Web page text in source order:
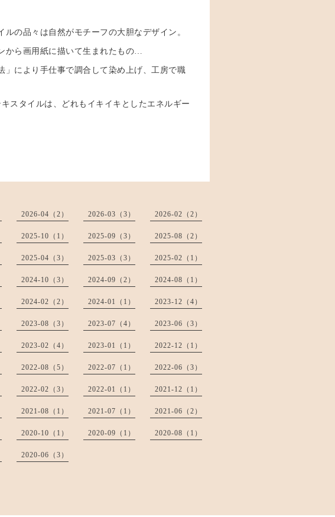
の品々は自然がモチーフの大胆なデザイン。
から画用紙に描いて生まれたもの…
により手仕事で調合して染め上げ、工房で職
スタイルは、どれもイキイキとしたエネルギー
2026-04（2） 2026-03（3） 2026-02（2）
2025-10（1） 2025-09（3） 2025-08（2）
2025-04（3） 2025-03（3） 2025-02（1）
2024-10（3） 2024-09（2） 2024-08（1）
2024-02（2） 2024-01（1） 2023-12（4）
2023-08（3） 2023-07（4） 2023-06（3）
2023-02（4） 2023-01（1） 2022-12（1）
2022-08（5） 2022-07（1） 2022-06（3）
2022-02（3） 2022-01（1） 2021-12（1）
2021-08（1） 2021-07（1） 2021-06（2）
2020-10（1） 2020-09（1） 2020-08（1）
2020-06（3）